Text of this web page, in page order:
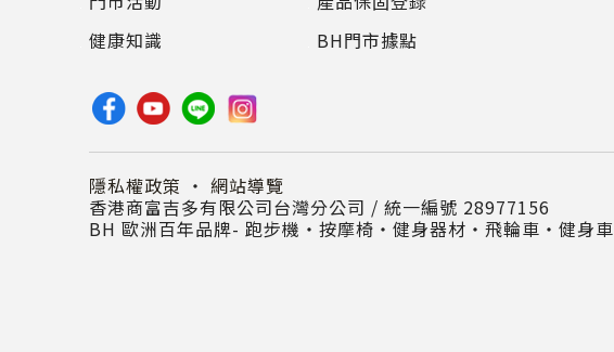
健康知識
BH門市據點
隱私權政策 ・ 網站導覽
香港商富吉多有限公司台灣分公司 / 統一編號 28977156
BH 歐洲百年品牌- 跑步機‧按摩椅‧健身器材‧飛輪車‧健身車